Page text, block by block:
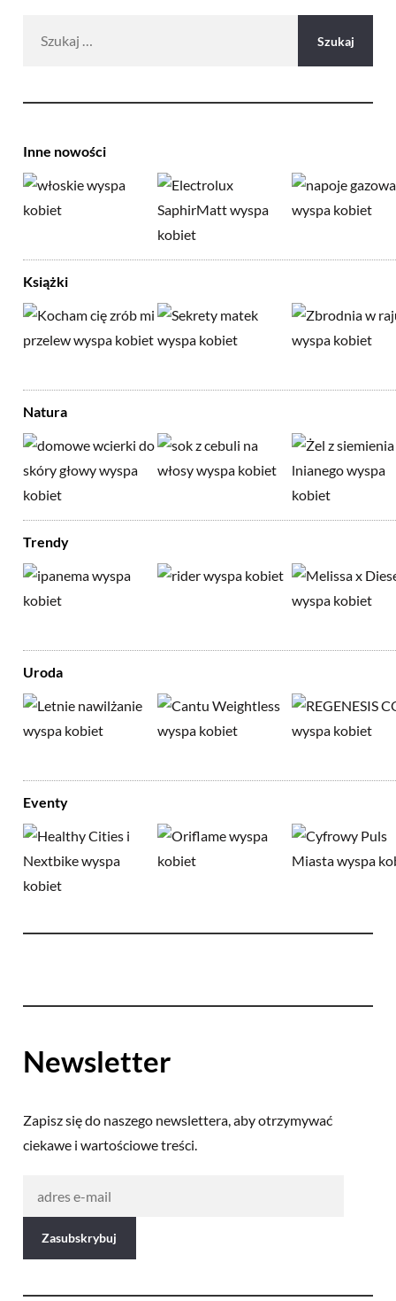
Inne nowości
Książki
Natura
Trendy
Uroda
Eventy
Newsletter
Zapisz się do naszego newslettera, aby otrzymywać
ciekawe i wartościowe treści.